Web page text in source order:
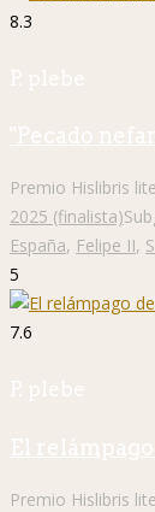
8.3
P. plebe
"Pecado
Premio Hislibris
2025 (finalista)
España, Felipe II,
5
7.6
P. plebe
El
Premio Hislibris